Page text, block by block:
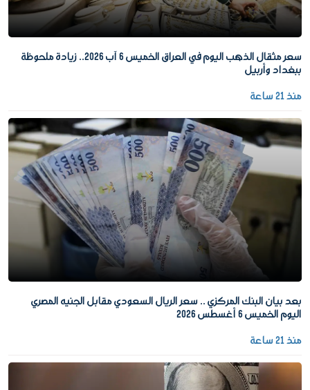
سعر مثقال الذهب اليوم في العراق الخميس 6 آب 2026.. زيادة ملحوظة
ببغداد وأربيل
منذ 21 ساعة
بعد بيان البنك المركزي .. سعر الريال السعودي مقابل الجنيه المصري
اليوم الخميس 6 أغسطس 2026
منذ 21 ساعة